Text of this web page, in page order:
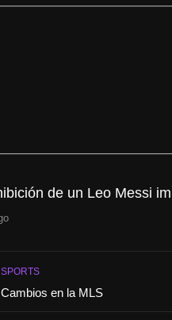
de un Leo Messi
SPORTS
Cambios en la MLS